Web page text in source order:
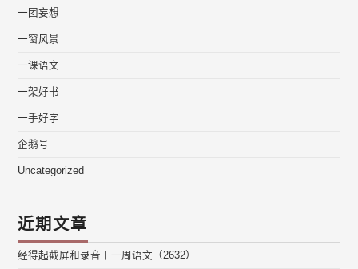
一团妄想
一窗风景
一课语文
一架好书
一手好字
企鹅号
Uncategorized
近期文章
经得起截屏和录音丨一周语文（2632）